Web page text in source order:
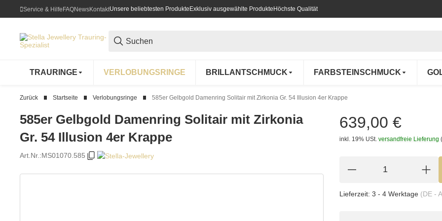
Service & HilfeFAQNewsKontaktUnsere beliebtesten Produkte Exklusiv ausgewählte Produkte Höchste Qualität
TRAURINGE VERLOBUNGSRINGE BRILLANTSCHMUCK FARBSTEINSCHMUCK
Zurück Startseite Verlobungsringe 585er Gelbgold Damenring Solitair mit Zirkonia Gr. 54 Illusion 4er Krappe
585er Gelbgold Damenring Solitair mit Zirkonia
Gr. 54 Illusion 4er Krappe
Art.Nr.:MS01070.585
639,00 €
inkl. 19% USt. versandfreie Lieferung
Lieferzeit: 3 - 4 Werktage (DE -